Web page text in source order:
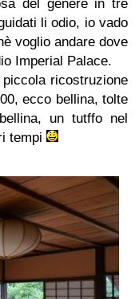
del genere in tre
li odio, io vado
voglio andare dove
Imperial Palace.
ricostruzione
ecco bellina, tolte
un tutffo nel
tempi